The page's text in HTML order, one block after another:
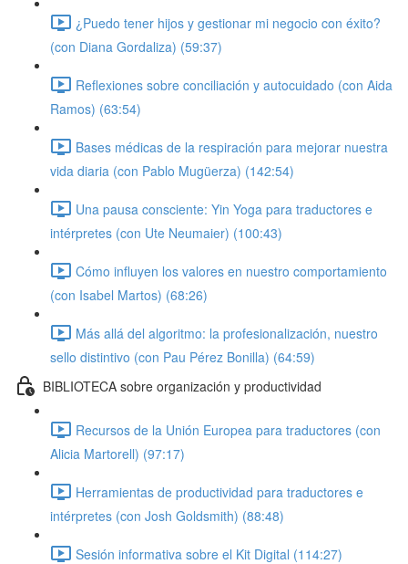
¿Puedo tener hijos y gestionar mi negocio con éxito?
(con Diana Gordaliza) (59:37)
Reflexiones sobre conciliación y autocuidado (con Aida
Ramos) (63:54)
Bases médicas de la respiración para mejorar nuestra
vida diaria (con Pablo Mugüerza) (142:54)
Una pausa consciente: Yin Yoga para traductores e
intérpretes (con Ute Neumaier) (100:43)
Cómo influyen los valores en nuestro comportamiento
(con Isabel Martos) (68:26)
Más allá del algoritmo: la profesionalización, nuestro
sello distintivo (con Pau Pérez Bonilla) (64:59)
BIBLIOTECA sobre organización y productividad
Recursos de la Unión Europea para traductores (con
Alicia Martorell) (97:17)
Herramientas de productividad para traductores e
intérpretes (con Josh Goldsmith) (88:48)
Sesión informativa sobre el Kit Digital (114:27)